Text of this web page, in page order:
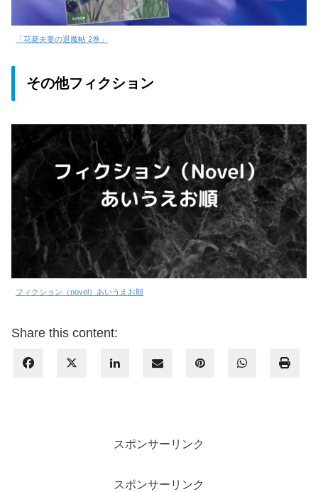
「花菱夫妻の退魔帖 2巻」
その他フィクション
フィクション（novel）あいうえお順
Share this content:
スポンサーリンク
スポンサーリンク